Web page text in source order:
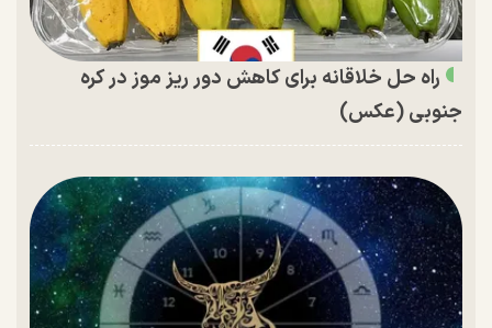
راه حل خلاقانه برای کاهش دور ریز موز در کره
جنوبی (عکس)